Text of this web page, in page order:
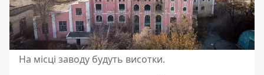
На місці заводу будуть висотки.